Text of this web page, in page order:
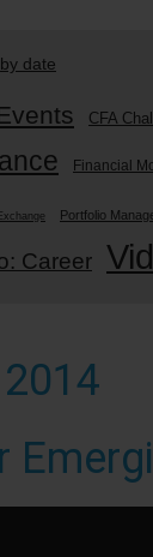
by date
CFA
Financial
Portfolio
Career